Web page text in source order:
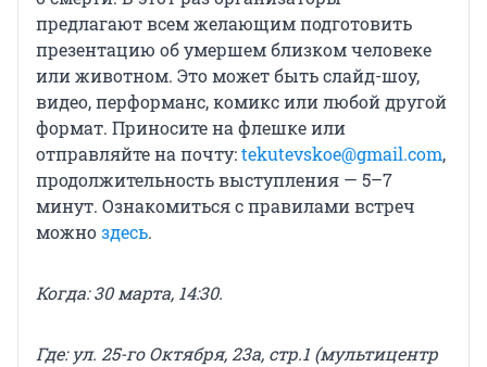
предлагают всем желающим подготовить
презентацию об умершем близком человеке
или животном. Это может быть слайд-шоу,
видео, перформанс, комикс или любой другой
формат. Приносите на флешке или
отправляйте на почту:tekutevskoe@gmail.com,
продолжительность выступления — 5–7
минут. Ознакомиться с правилами встреч
можноздесь.
Когда: 30 марта, 14:30.
Где: ул. 25-го Октября, 23а, стр.1 (мультицентр